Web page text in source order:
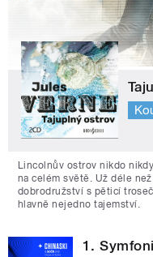
Lincolnův ostrov nikdo
na celém světě. Už déle
dobrodružství s pěticí
hlavně nejedno tajemství.
1.